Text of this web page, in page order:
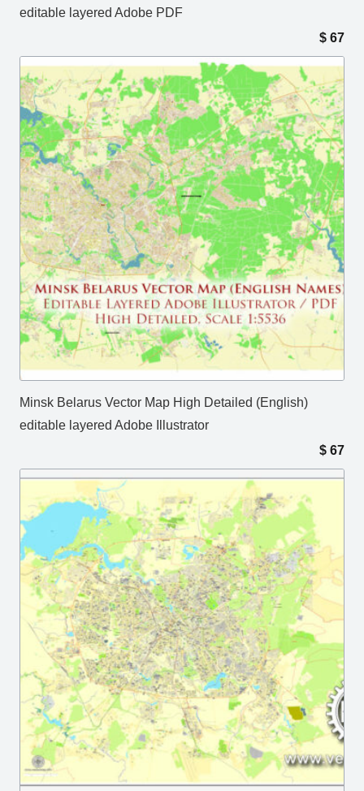
editable layered Adobe PDF
$ 67
Minsk Belarus Vector Map High Detailed (English)
editable layered Adobe Illustrator
$ 67